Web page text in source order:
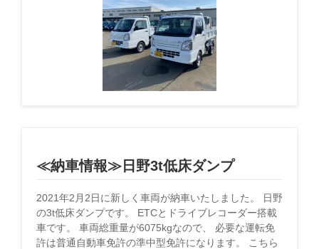
≪納車情報≫日野3t低床ダンプ
2021年2月2日に新しく車両が納車いたしました。 日野
の3t低床ダンプです。 ETCとドライブレコーダー搭載
車です。 車両総重量が6075kgなので、 必要な運転免
許は普通自動車免許の準中型免許になります。 こちら